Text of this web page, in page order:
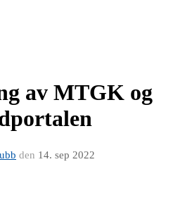
av MTGK og
den 14. sep 2022